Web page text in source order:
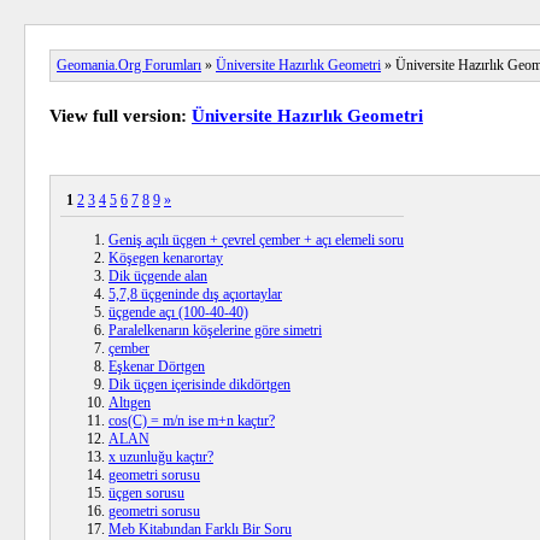
Geomania.Org Forumları » Üniversite Hazırlık Geometri » Üniversite Hazırlık
View full version: Üniversite Hazırlık Geometri
1 2 3 4 5 6 7 8 9 »
Geniş açılı üçgen + çevrel çember + açı elemeli soru
Köşegen kenarortay
Dik üçgende alan
5,7,8 üçgeninde dış açıortaylar
üçgende açı (100-40-40)
Paralelkenarın köşelerine göre simetri
çember
Eşkenar Dörtgen
Dik üçgen içerisinde dikdörtgen
Altıgen
cos(C) = m/n ise m+n kaçtır?
ALAN
x uzunluğu kaçtır?
geometri sorusu
üçgen sorusu
geometri sorusu
Meb Kitabından Farklı Bir Soru